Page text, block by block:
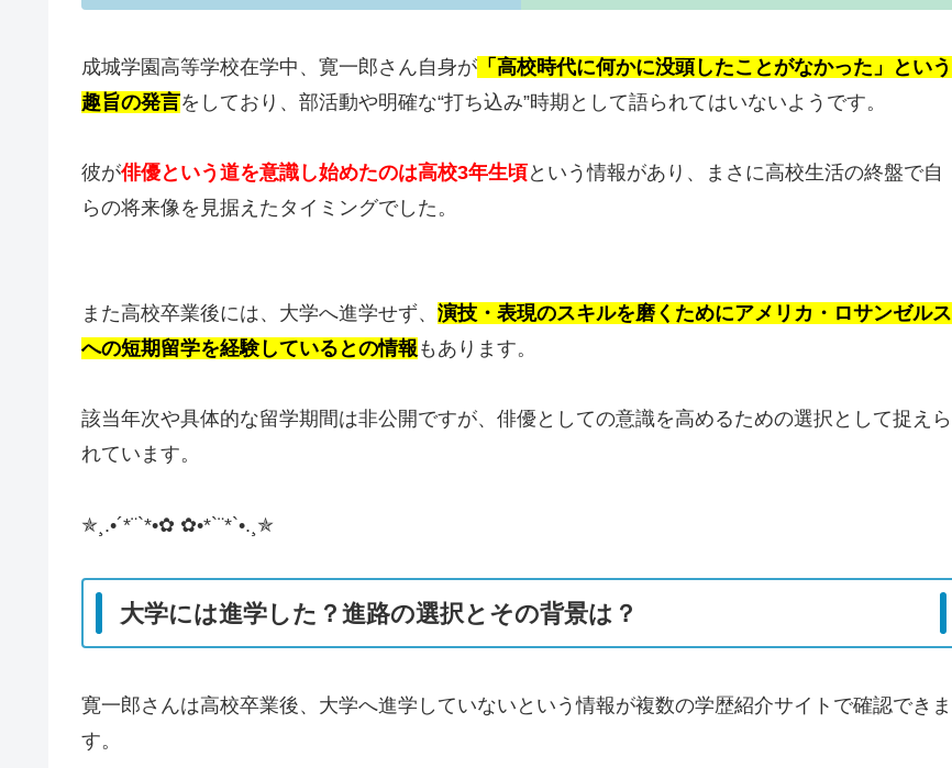
成城学園高等学校在学中、寛一郎さん自身が 「高校時代に何かに没頭したことがなかった」という
趣旨の発言をしており、部活動や明確な“打ち込み”時期として語られてはいないようです。
彼が俳優という道を意識し始めたのは高校3年生頃という情報があり、まさに高校生活の終盤で自
らの将来像を見据えたタイミングでした。
また高校卒業後には、大学へ進学せず、 演技・表現のスキルを磨くためにアメリカ・ロサンゼルス
への短期留学を経験しているとの情報 もあります。
該当年次や具体的な留学期間は非公開ですが、俳優としての意識を高めるための選択として捉えら
れています。
✯¸.•´*¨`*•✿ ✿•*`¨*`•.¸✯
大学には進学した？進路の選択とその背景は？
寛一郎さんは高校卒業後、大学へ進学していないという情報が複数の学歴紹介サイトで確認できま
す。